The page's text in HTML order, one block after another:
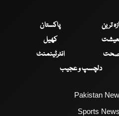
ترین
پاکستان
کھیل
انٹرٹینمنٹ
دلچسپ و عجیب
Pakistan
Sports